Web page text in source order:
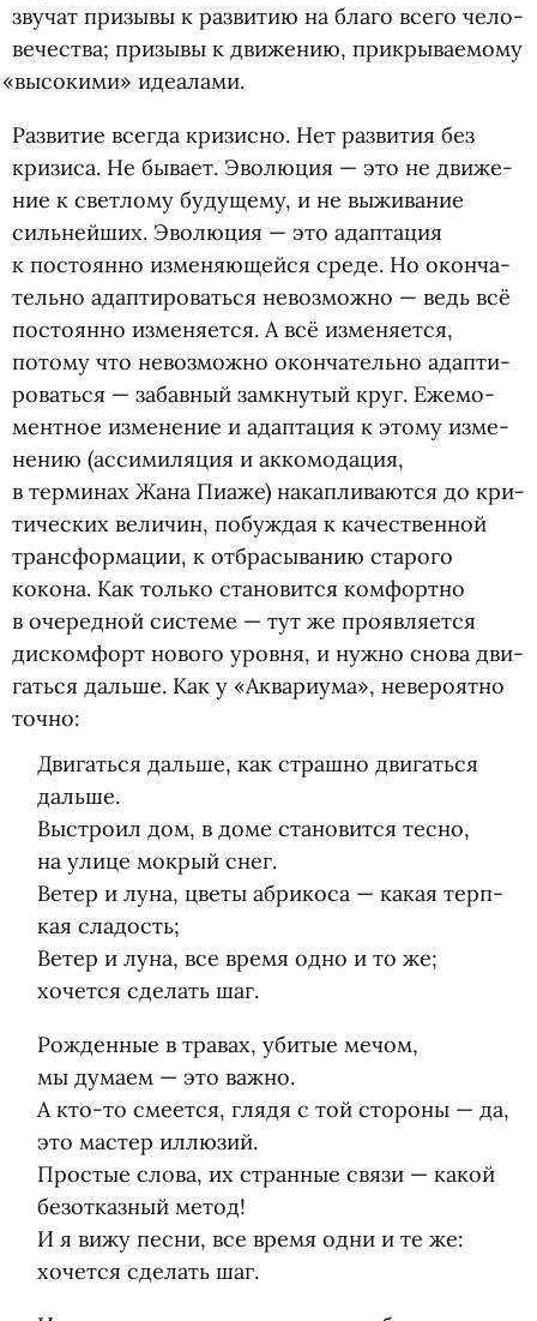
зву­чат при­зывы к раз­ви­тию на благо всего чело­
ве­че­ства; при­зывы к дви­же­нию, прикрываемому
«высо­кими» идеалами.
Раз­ви­тие все­гда кри­зисно. Нет раз­ви­тия без
кри­зиса. Не бывает. Эво­лю­ция — это не дви­же­
ние к свет­лому буду­щему, и не выжи­ва­ние
силь­ней­ших. Эво­лю­ция — это адап­та­ция
к посто­янно изме­ня­ю­щейся среде. Но окон­ча­
тельно адап­ти­ро­ваться невоз­можно — ведь всё
посто­янно изме­ня­ется. А всё изме­ня­ется,
потому что невоз­можно окон­ча­тельно адап­ти­
ро­ваться — забав­ный замкну­тый круг. Еже­мо­
мент­ное изме­не­ние и адап­та­ция к этому изме­
не­нию (асси­ми­ля­ция и акко­мо­да­ция,
в терминах Жана Пиаже) накап­ли­ва­ются до кри­
ти­че­ских вели­чин, побуж­дая к каче­ствен­ной
транс­фор­ма­ции, к отбра­сы­ва­нию ста­рого
кокона. Как только ста­но­вится ком­фортно
в оче­ред­ной системе — тут же про­яв­ля­ется
дис­ком­форт нового уровня, и нужно снова дви­
гаться дальше. Как у «Аква­ри­ума», неве­ро­ятно
точно:
Дви­гаться дальше, как страшно дви­гаться
дальше.
Выстроил дом, в доме ста­но­вится тесно,
на улице мок­рый снег.
Ветер и луна, цветы абри­коса — какая терп­
кая сла­дость;
Ветер и луна, все время одно и то же;
хочется сде­лать шаг.
Рож­ден­ные в тра­вах, уби­тые мечом,
мы думаем — это важно.
А кто-то сме­ется, глядя с той сто­роны — да,
это мастер иллю­зий.
Про­стые слова, их стран­ные связи — какой
без­от­каз­ный метод!
И я вижу песни, все время одни и те же:
хочется сде­лать шаг.